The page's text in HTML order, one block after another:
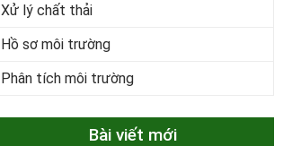
Xử lý chất thải
Hồ sơ môi trường
Phân tích môi trường
Bài viết mới